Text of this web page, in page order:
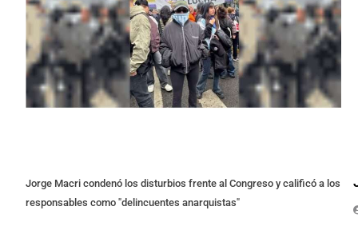
Jorge Macri condenó los disturbios frente al Congreso y calificó a los
responsables como "delincuentes anarquistas"